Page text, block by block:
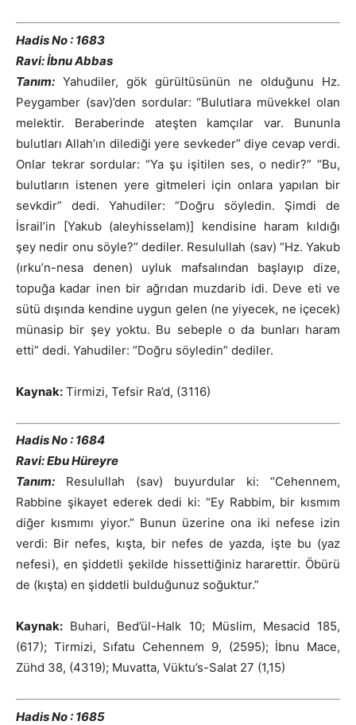
Hadis No : 1683
Ravi: İbnu Abbas
Tanım: Yahudiler, gök gürültüsünün ne olduğunu Hz.
Peygamber (sav)’den sordular: “Bulutlara müvekkel olan
melektir. Beraberinde ateşten kamçılar var. Bununla
bulutları Allah’ın dilediği yere sevkeder” diye cevap verdi.
Onlar tekrar sordular: “Ya şu işitilen ses, o nedir?” “Bu,
bulutların istenen yere gitmeleri için onlara yapılan bir
sevkdir” dedi. Yahudiler: “Doğru söyledin. Şimdi de
İsrail’in [Yakub (aleyhisselam)] kendisine haram kıldığı
şey nedir onu söyle?” dediler. Resulullah (sav) “Hz. Yakub
(ırku’n-nesa denen) uyluk mafsalından başlayıp dize,
topuğa kadar inen bir ağrıdan muzdarib idi. Deve eti ve
sütü dışında kendine uygun gelen (ne yiyecek, ne içecek)
münasip bir şey yoktu. Bu sebeple o da bunları haram
etti” dedi. Yahudiler: “Doğru söyledin” dediler.
Kaynak: Tirmizi, Tefsir Ra’d, (3116)
Hadis No : 1684
Ravi: Ebu Hüreyre
Tanım:
Resulullah (sav) buyurdular ki: “Cehennem,
Rabbine şikayet ederek dedi ki: “Ey Rabbim, bir kısmım
diğer kısmımı yiyor.” Bunun üzerine ona iki nefese izin
verdi: Bir nefes, kışta, bir nefes de yazda, işte bu (yaz
nefesi), en şiddetli şekilde hissettiğiniz hararettir. Öbürü
de (kışta) en şiddetli bulduğunuz soğuktur.”
Kaynak: Buhari, Bed’ül-Halk 10; Müslim, Mesacid 185,
(617); Tirmizi, Sıfatu Cehennem 9, (2595); İbnu Mace,
Zühd 38, (4319); Muvatta, Vüktu’s-Salat 27 (1,15)
Hadis No : 1685